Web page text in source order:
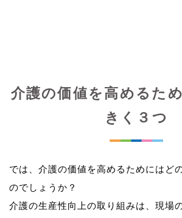
介護の価値を高めるた
きく３つ
では、介護の価値を高めるためにはど
のでしょうか？
介護の生産性向上の取り組みは、現場